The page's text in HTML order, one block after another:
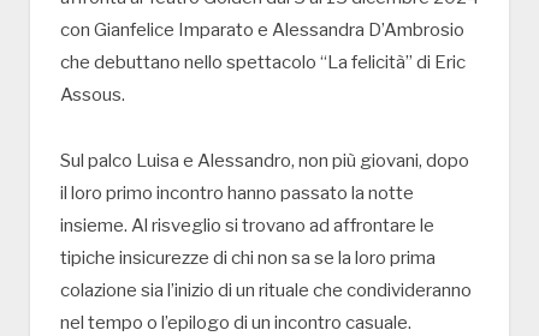
con Gianfelice Imparato e Alessandra D’Ambrosio
che debuttano nello spettacolo “La felicità” di Eric
Assous.
Sul palco Luisa e Alessandro, non più giovani, dopo
il loro primo incontro hanno passato la notte
insieme. Al risveglio si trovano ad affrontare le
tipiche insicurezze di chi non sa se la loro prima
colazione sia l’inizio di un rituale che condivideranno
nel tempo o l’epilogo di un incontro casuale.